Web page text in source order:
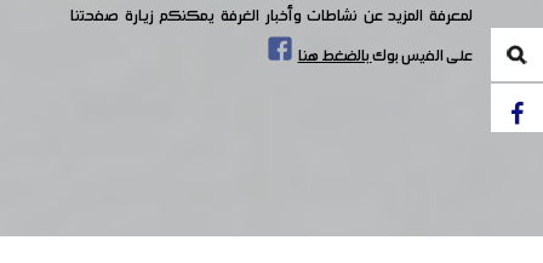
لمعرفة المزيد عن نشاطات وأخبار الغرفة يمكنكم زيارة صفحتنا
على الفيس بوكبالضغط هنا